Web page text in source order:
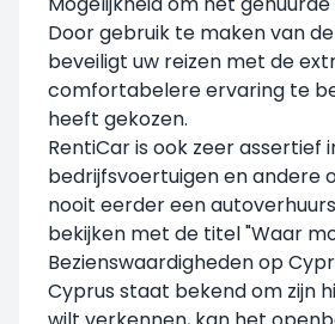
Door gebruik te maken van
beveiligt uw reizen met de
comfortabelere ervaring te
heeft gekozen.
RentiCar is ook zeer
bedrijfsvoertuigenen andere
nooit eerder een
bekijken met de titel "Waar
Bezienswaardigheden op
Cyprus staat bekend om zijn